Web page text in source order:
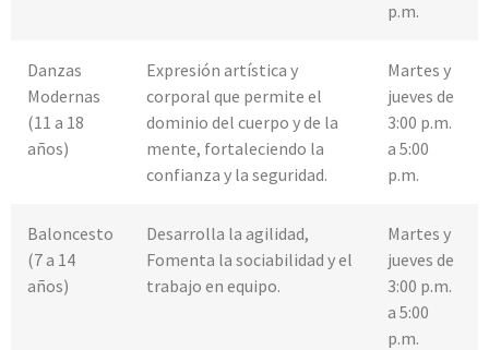
p.m.
Danzas
Modernas
(11 a 18
años)
Expresión artística y
corporal que permite el
dominio del cuerpo y de la
mente, fortaleciendo la
confianza y la seguridad.
Martes y
jueves de
3:00 p.m.
a 5:00
p.m.
Baloncesto
(7 a 14
años)
Desarrolla la agilidad,
Fomenta la sociabilidad y el
trabajo en equipo.
Martes y
jueves de
3:00 p.m.
a 5:00
p.m.